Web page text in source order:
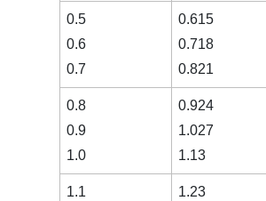
0.5
0.6
0.7
0.615
0.718
0.821
0.8
0.9
1.0
0.924
1.027
1.13
1.1
1.23